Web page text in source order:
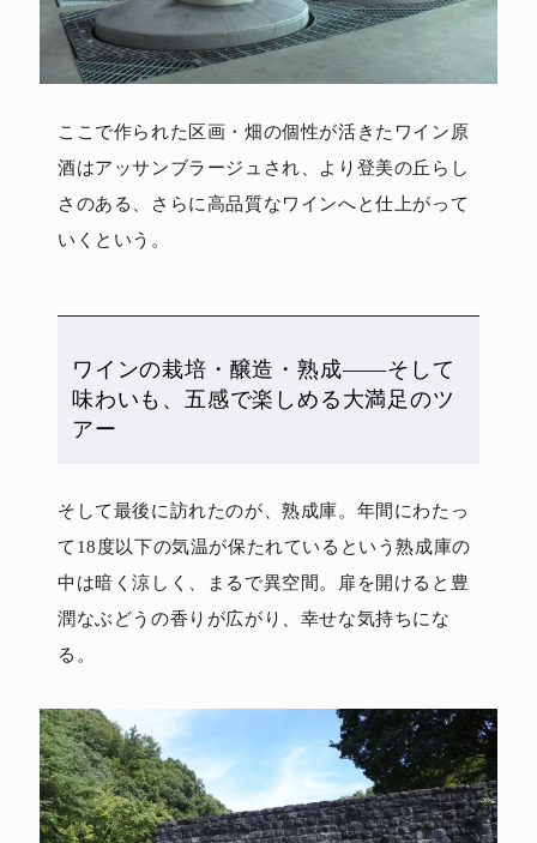
ここで作られた区画・畑の個性が活きたワイン原
酒はアッサンブラージュされ、より登美の丘らし
さのある、さらに高品質なワインへと仕上がって
いくという。
ワインの栽培・醸造・熟成――そして
味わいも、五感で楽しめる大満足のツ
アー
そして最後に訪れたのが、熟成庫。年間にわたっ
て18度以下の気温が保たれているという熟成庫の
中は暗く涼しく、まるで異空間。扉を開けると豊
潤なぶどうの香りが広がり、幸せな気持ちにな
る。